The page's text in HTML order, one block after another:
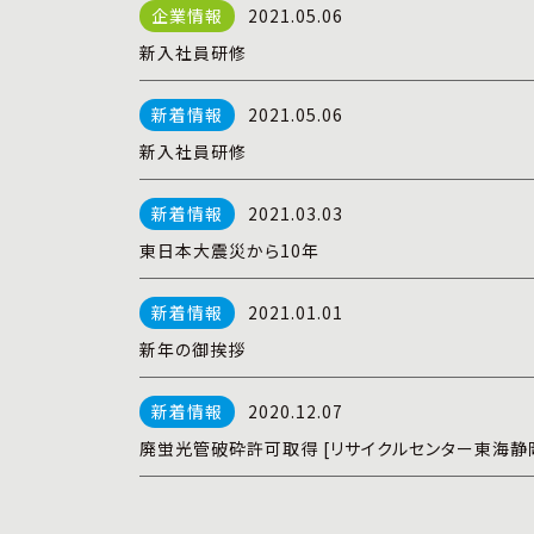
2021.05.06
新入社員研修
2021.05.06
新入社員研修
2021.03.03
東日本大震災から10年
2021.01.01
新年の御挨拶
2020.12.07
廃蛍光管破砕許可取得 [リサイクルセンター東海